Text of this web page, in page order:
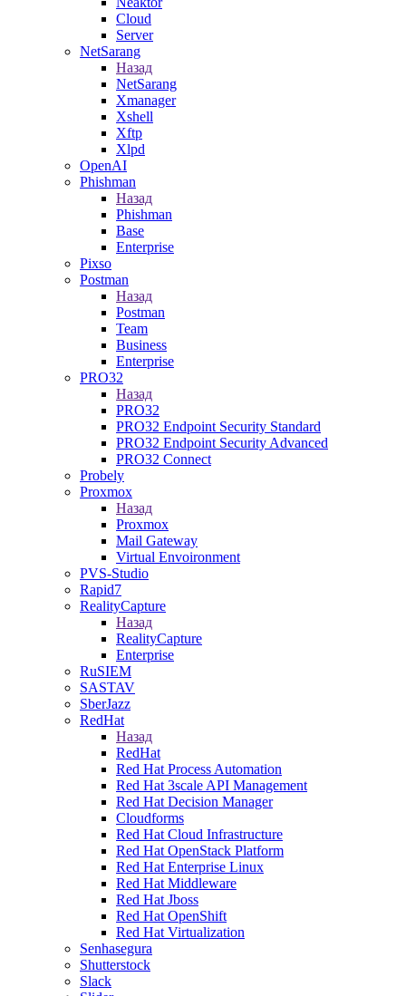
Cloud
Server
NetSarang
Назад
NetSarang
Xmanager
Xshell
Xftp
Xlpd
OpenAI
Phishman
Назад
Phishman
Base
Enterprise
Pixso
Postman
Назад
Postman
Team
Business
Enterprise
PRO32
Назад
PRO32
PRO32 Endpoint Security Standard
PRO32 Endpoint Security Advanced
PRO32 Connect
Probely
Proxmox
Назад
Proxmox
Mail Gateway
Virtual Envoironment
PVS-Studio
Rapid7
RealityCapture
Назад
RealityCapture
Enterprise
RuSIEM
SASTAV
SberJazz
RedHat
Назад
RedHat
Red Hat Process Automation
Red Hat 3scale API Management
Red Hat Decision Manager
Cloudforms
Red Hat Cloud Infrastructure
Red Hat OpenStack Platform
Red Hat Enterprise Linux
Red Hat Middleware
Red Hat Jboss
Red Hat OpenShift
Red Hat Virtualization
Senhasegura
Shutterstock
Slack